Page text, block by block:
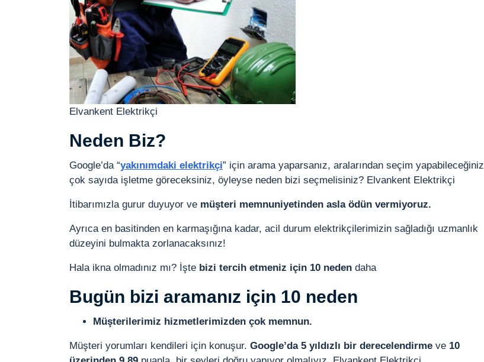
Elvankent Elektrikçi
Neden Biz?
Google’da “yakınımdaki elektrikçi” için arama yaparsanız, aralarından seçim yapabileceğiniz
çok sayıda işletme göreceksiniz, öyleyse neden bizi seçmelisiniz? Elvankent Elektrikçi
İtibarımızla gurur duyuyor ve müşteri memnuniyetinden asla ödün vermiyoruz.
Ayrıca en basitinden en karmaşığına kadar, acil durum elektrikçilerimizin sağladığı uzmanlık
düzeyini bulmakta zorlanacaksınız!
Hala ikna olmadınız mı? İşte bizi tercih etmeniz için 10 neden daha
Bugün bizi aramanız için 10 neden
Müşterilerimiz hizmetlerimizden çok memnun.
Müşteri yorumları kendileri için konuşur. Google’da 5 yıldızlı bir derecelendirme ve 10